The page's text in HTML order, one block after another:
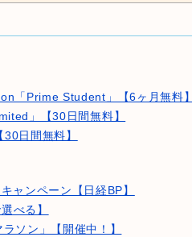
「Prime Student」【6ヶ月無料】
」【30日間無料】
日間無料】
ャンペーン【日経BP】
べる】
ソン」【開催中！】